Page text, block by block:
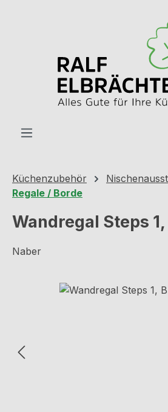
Küchenzubehör
Regale / Borde
Wandregal Steps
Naber
Bildergalerie überspringen